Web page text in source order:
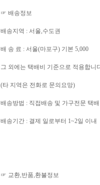
☞ 배송정보
배송지역 : 서울,수도권
배 송 료 : 서울(마포구) 기본 5,000
그 외에는 택배비 기준으로 적용합니
(타 지역은 전화로 문의요망)
배송방법 : 직접배송 및 가구전문 택
배송기간 : 결제 일로부터 1~2일 이내
☞ 교환,반품,환불정보